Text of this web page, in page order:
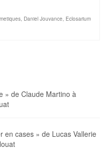
Daniel Jouvance Eclosarium
» de Claude Martino à
en cases » de Lucas Vallerie